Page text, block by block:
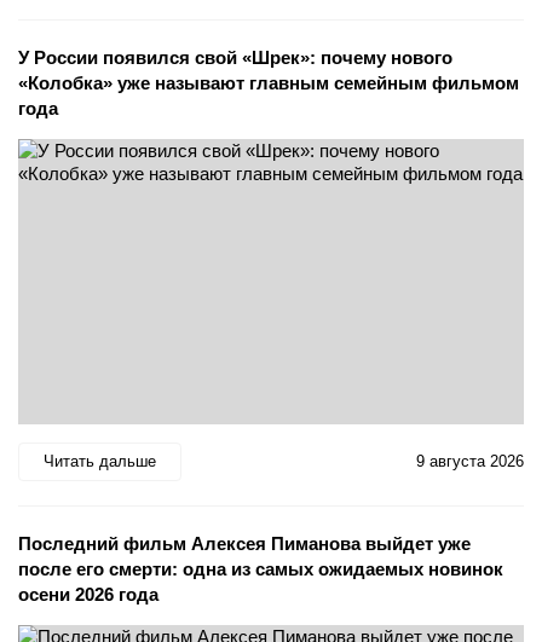
У России появился свой «Шрек»: почему нового
«Колобка» уже называют главным семейным фильмом
года
Читать дальше 9 августа 2026
Последний фильм Алексея Пиманова выйдет уже
после его смерти: одна из самых ожидаемых новинок
осени 2026 года